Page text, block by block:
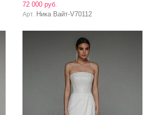
72 000 руб.
Арт. Ника Вайт-V70112